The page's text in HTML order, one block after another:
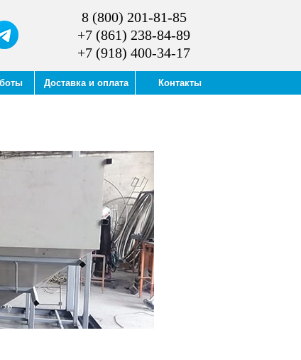
8 (800) 201-81-85
+7 (861) 238-84-89
+7 (918) 400-34-17
Доставка и оплата Контакты